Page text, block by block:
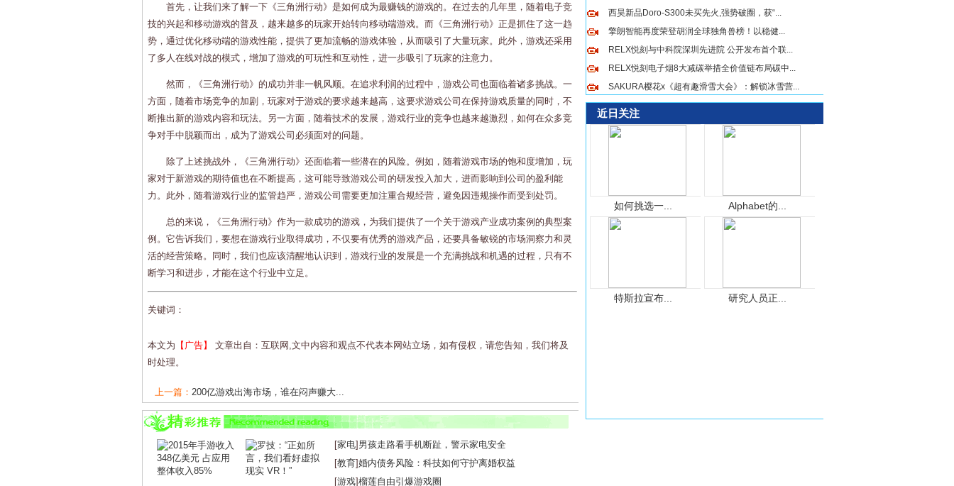
首先，让我们来了解一下《三角洲行动》是如何成为最赚钱的游戏的。在过去的几年里，随着电子竞
技的兴起和移动游戏的普及，越来越多的玩家开始转向移动端游戏。而《三角洲行动》正是抓住了这一趋
势，通过优化移动端的游戏性能，提供了更加流畅的游戏体验，从而吸引了大量玩家。此外，游戏还采用
了多人在线对战的模式，增加了游戏的可玩性和互动性，进一步吸引了玩家的注意力。
然而，《三角洲行动》的成功并非一帆风顺。在追求利润的过程中，游戏公司也面临着诸多挑战。一
方面，随着市场竞争的加剧，玩家对于游戏的要求越来越高，这要求游戏公司在保持游戏质量的同时，不
断推出新的游戏内容和玩法。另一方面，随着技术的发展，游戏行业的竞争也越来越激烈，如何在众多竞
争对手中脱颖而出，成为了游戏公司必须面对的问题。
除了上述挑战外，《三角洲行动》还面临着一些潜在的风险。例如，随着游戏市场的饱和度增加，玩
家对于新游戏的期待值也在不断提高，这可能导致游戏公司的研发投入加大，进而影响到公司的盈利能
力。此外，随着游戏行业的监管趋严，游戏公司需要更加注重合规经营，避免因违规操作而受到处罚。
总的来说，《三角洲行动》作为一款成功的游戏，为我们提供了一个关于游戏产业成功案例的典型案
例。它告诉我们，要想在游戏行业取得成功，不仅要有优秀的游戏产品，还要具备敏锐的市场洞察力和灵
活的经营策略。同时，我们也应该清醒地认识到，游戏行业的发展是一个充满挑战和机遇的过程，只有不
断学习和进步，才能在这个行业中立足。
关键词：
本文为 【广告】
文章出自：互联网,文中内容和观点不代表本网站立场，如有侵权，请您告知，我们将及
时处理。
上一篇： 200亿游戏出海市场，谁在闷声赚大...
下一篇：“2025游戏十强年度榜”揭晓多家...
[家电] 男孩走路看手机断趾，警示家电安全
[教育]婚内债务风险：科技如何守护离婚权益
[游戏]榴莲自由引爆游戏圈
西昊新品Doro-S300未买先火,强势破圈，获“...
擎朗智能再度荣登胡润全球独角兽榜！以稳健...
RELX悦刻与中科院深圳先进院 公开发布首个联...
RELX悦刻电子烟8大减碳举措全价值链布局碳中...
SAKURA樱花x《超有趣滑雪大会》：解锁冰雪营...
近日关注
如何挑选一... Alphabet的...
特斯拉宣布... 研究人员正...